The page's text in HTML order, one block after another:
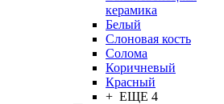
керамика
Белый
Слоновая кость
Солома
Коричневый
Красный
+ ЕЩЕ 4